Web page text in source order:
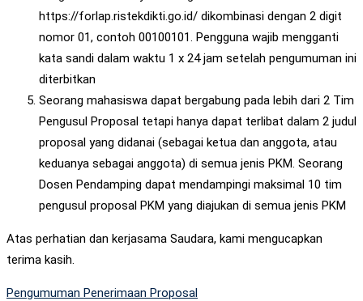
https://forlap.ristekdikti.go.id/ dikombinasi dengan 2 digit
nomor 01, contoh 00100101. Pengguna wajib mengganti
kata sandi dalam waktu 1 x 24 jam setelah pengumuman ini
diterbitkan
Seorang mahasiswa dapat bergabung pada lebih dari 2 Tim
Pengusul Proposal tetapi hanya dapat terlibat dalam 2 judul
proposal yang didanai (sebagai ketua dan anggota, atau
keduanya sebagai anggota) di semua jenis PKM. Seorang
Dosen Pendamping dapat mendampingi maksimal 10 tim
pengusul proposal PKM yang diajukan di semua jenis PKM
Atas perhatian dan kerjasama Saudara, kami mengucapkan
terima kasih.
Pengumuman Penerimaan Proposal